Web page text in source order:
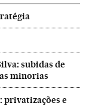
subidas de
minorias
privatizações e